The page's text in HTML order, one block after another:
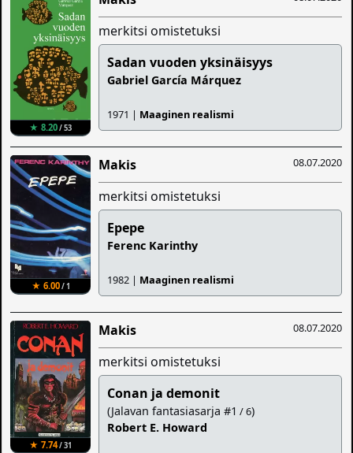
★ 8.20/ 53
merkitsi omistetuksi
Sadan vuoden yksinäisyys
Gabriel García Márquez
1971 | Maaginen realismi
★ 6.00/ 1
08.07.2020
Makis
merkitsi omistetuksi
Epepe
Ferenc Karinthy
1982 | Maaginen realismi
★ 7.74/ 31
08.07.2020
Makis
merkitsi omistetuksi
Conan ja demonit
(Jalavan fantasiasarja #1 / 6)
Robert E. Howard